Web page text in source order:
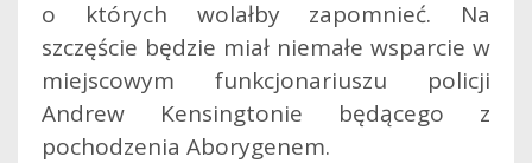
o których wolałby zapomnieć. Na
szczęście będzie miał niemałe wsparcie w
miejscowym funkcjonariuszu policji
Andrew Kensingtonie będącego z
pochodzenia Aborygenem.